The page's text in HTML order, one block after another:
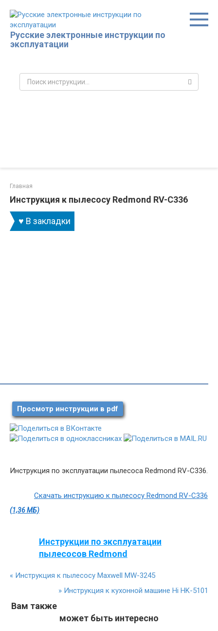
контенту
Русские электронные инструкции по
эксплуатации
Поиск:
Главная
Инструкция к пылесосу Redmond RV-C336
♥ В закладки
Просмотр инструкции в pdf
Инструкция по эксплуатации пылесоса Redmond RV-C336.
Скачать инструкцию к пылесосу Redmond RV-C336
(1,36 МБ)
Инструкции по эксплуатации
пылесосов Redmond
« Инструкция к пылесосу Maxwell MW-3245
» Инструкция к кухонной машине Hi HK-5101
Вам также
может быть интересно